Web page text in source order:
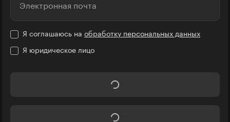
Электронная почта
Я соглашаюсь на обработку персональных данных
Я юридическое лицо
Купить со скидкой
Получить консультацию